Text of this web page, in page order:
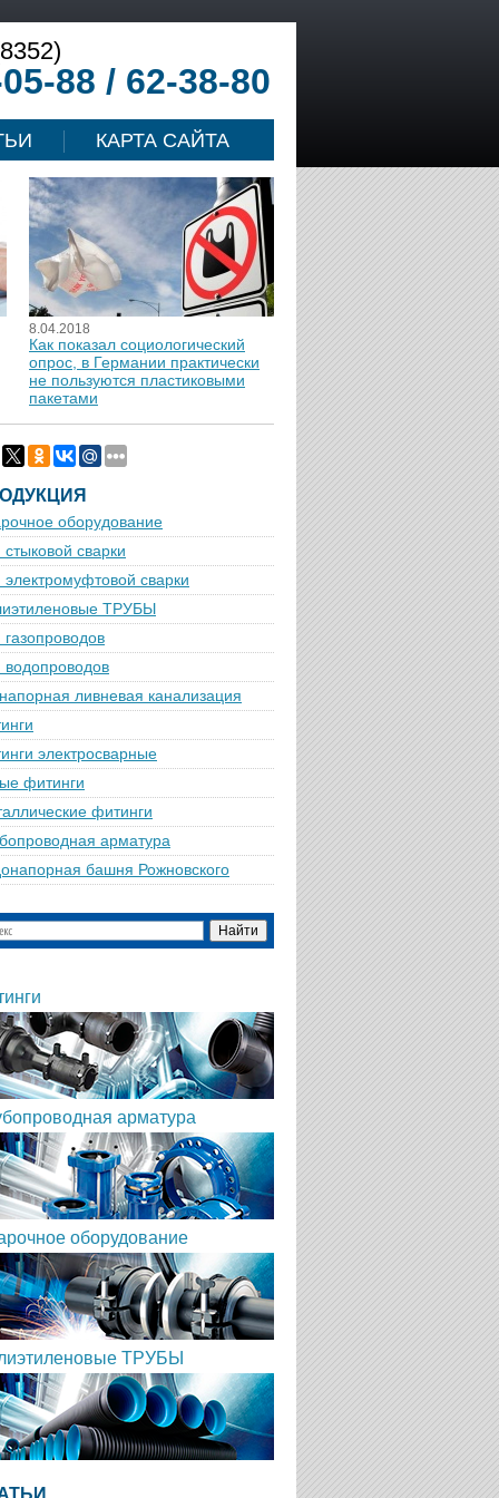
88 / 62-38-80
КАРТА САЙТА
8.04.2018
Как показал социологический
опрос, в Германии практически
не пользуются пластиковыми
пакетами
оборудование
сварки
электромуфтовой сварки
ТРУБЫ
водопроводов
ливневая канализация
электросварные
фитинги
фитинги
арматура
башня Рожновского
арматура
оборудование
ТРУБЫ